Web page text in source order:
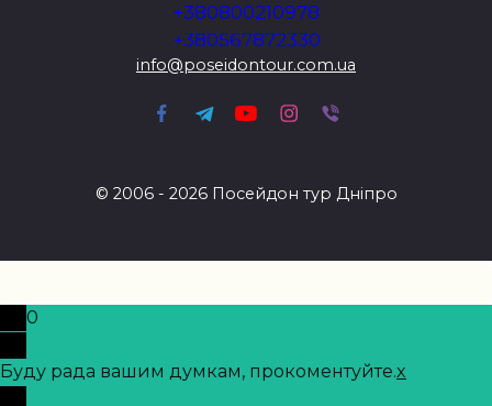
+380800210978
+380567872330
info@poseidontour.com.ua
© 2006 - 2026 Посейдон тур Дніпро
0
Буду рада вашим думкам, прокоментуйте.x